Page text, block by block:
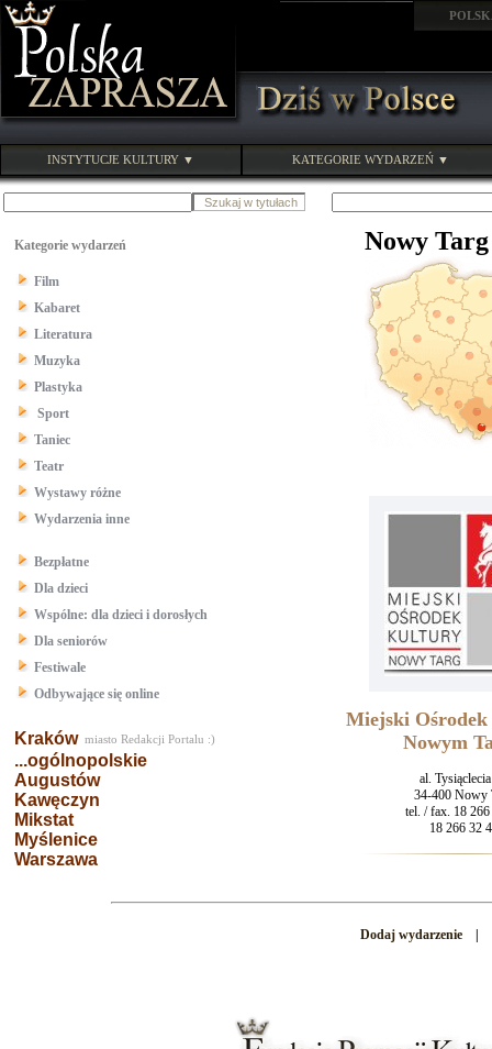
INSTYTUCJE KULTURY ▼ KATEGORIE WYDARZEŃ ▼
Kategorie wydarzeń
Film
Kabaret
Literatura
Muzyka
Plastyka
Sport
Taniec
Teatr
Wystawy różne
Wydarzenia inne
Bezpłatne
Dla dzieci
Wspólne: dla dzieci i dorosłych
Dla seniorów
Festiwale
Odbywające się online
Kraków miasto Redakcji Portalu :)
...ogólnopolskie
Augustów
Kawęczyn
Mikstat
Myślenice
Warszawa
Nowy Targ
Miejski
Nowym
al.
34-400 Nowy
tel. / fax. 18
18 266 32
Dodaj wydarzenie